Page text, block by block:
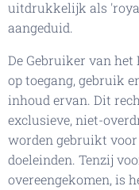
uitdrukkelijk als
aangeduid.
De Gebruiker van
op toegang, gebruik
inhoud ervan. Dit
exclusieve, niet-
worden gebruikt
doeleinden. Tenzij
overeengekomen, is